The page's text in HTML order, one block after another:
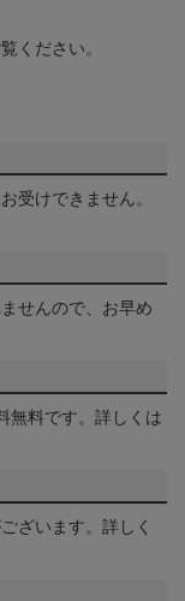
ください。
受けできません。
せんので、お早め
無料です。詳しくは
ざいます。詳しく